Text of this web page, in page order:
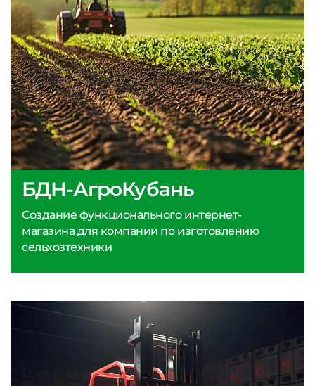
БДН-АгроКубань
Создание функционального интернет-
магазина для компании по изготовлению
сельхозтехники